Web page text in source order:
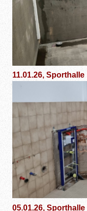
11.01.26, Sporthalle
05.01.26, Sporthalle